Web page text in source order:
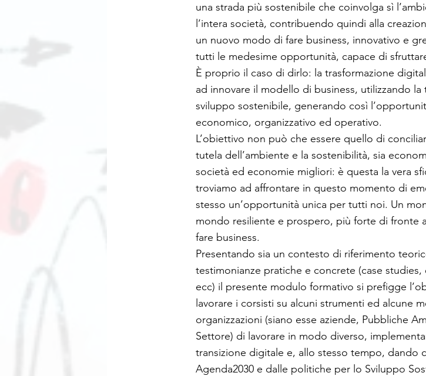
una strada più sostenibile che coinvolga sì
l’intera società, contribuendo quindi alla
un nuovo modo di fare business, innovativo e
tutti le medesime opportunità, capace di
È proprio il caso di dirlo: la trasformazione
ad innovare il modello di business, utilizzando
sviluppo sostenibile, generando così
economico, organizzativo ed operativo.
L’obiettivo non può che essere quello di
tutela dell’ambiente e la sostenibilità, sia
società ed economie migliori: è questa la vera
troviamo ad affrontare in questo momento di
stesso un’opportunità unica per tutti noi. Un
mondo resiliente e prospero, più forte di fronte
fare business.
Presentando sia un contesto di riferimento
testimonianze pratiche e concrete (case
ecc) il presente modulo formativo si prefigge
lavorare i corsisti su alcuni strumenti ed alcune
organizzazioni (siano esse aziende, Pubbliche
Settore) di lavorare in modo diverso,
transizione digitale e, allo stesso tempo, dando
Agenda2030 e dalle politiche per lo Sviluppo